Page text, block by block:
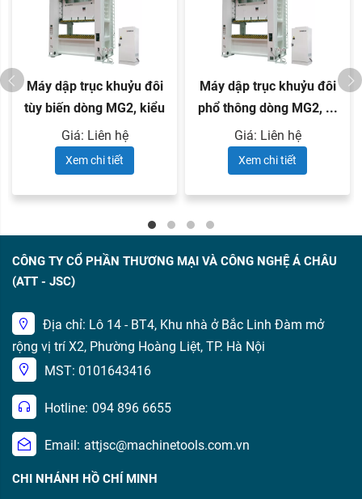
Máy dập trục khuỷu đôi
tùy biến dòng MG2, kiểu
...
Giá: Liên hệ
Xem chi tiết
Máy dập trục khuỷu đôi
phổ thông dòng MG2, ...
Giá: Liên hệ
Xem chi tiết
CÔNG TY CỔ PHẦN THƯƠNG MẠI VÀ CÔNG NGHỆ Á CHÂU
(ATT - JSC)
Địa chỉ: Lô 14 - BT4, Khu nhà ở Bắc Linh Đàm mở
rộng vị trí X2, Phường Hoàng Liệt, TP. Hà Nội
MST: 0101643416
Hotline: 094 896 6655
Email: attjsc@machinetools.com.vn
CHI NHÁNH HỒ CHÍ MINH